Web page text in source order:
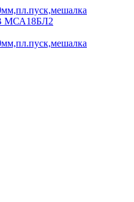
МСА18БЛ2